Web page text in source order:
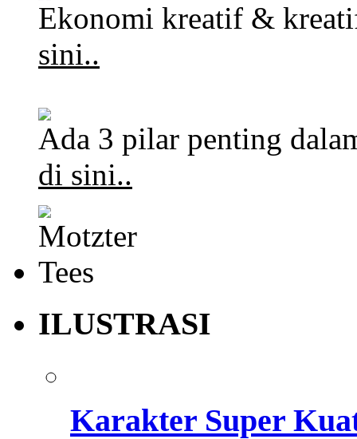
Ekonomi kreatif &
sini..
Ada 3 pilar penting
di sini..
ILUSTRASI
Karakter Super